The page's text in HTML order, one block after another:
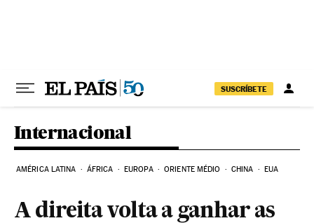
SUSCRÍBETE
Internacional
AMÉRICA LATINA ÁFRICA EUROPA ORIENTE MÉDIO CHINA EUA
A direita volta a ganhar as